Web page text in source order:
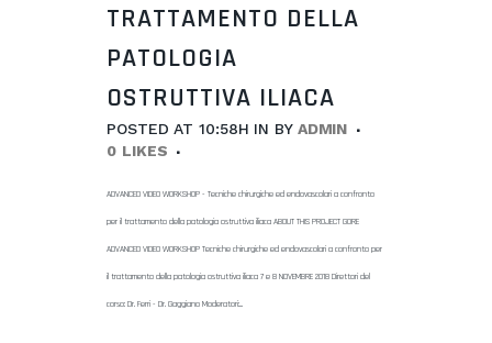
TRATTAMENTO DELLA
PATOLOGIA
OSTRUTTIVA ILIACA
POSTED AT 10:58H IN BY ADMIN
0 LIKES
ADVANCED VIDEO WORKSHOP - Tecniche chirurgiche ed endovascolari a confronto
per il trattamento della patologia ostruttiva iliaca ABOUT THIS PROJECT GORE
ADVANCED VIDEO WORKSHOP Tecniche chirurgiche ed endovascolari a confronto per
il trattamento della patologia ostruttiva iliaca 7 e 8 NOVEMBRE 2018 Direttori del
corso: Dr. Ferri - Dr. Gaggiano Moderatori:...